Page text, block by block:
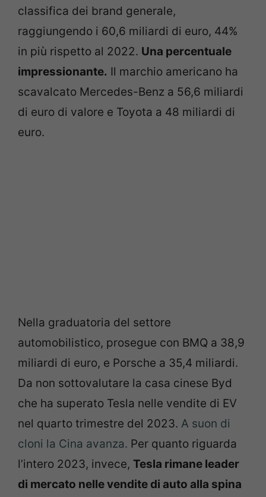
classifica dei brand generale,
raggiungendo i 60,6 miliardi di euro, 44%
in più rispetto al 2022. Una percentuale
impressionante. Il marchio americano ha
scavalcato Mercedes-Benz a 56,6 miliardi
di euro di valore e Toyota a 48 miliardi di
euro.
Nella graduatoria del settore
automobilistico, prosegue con BMQ a 38,9
miliardi di euro, e Porsche a 35,4 miliardi.
Da non sottovalutare la casa cinese Byd
che ha superato Tesla nelle vendite di EV
nel quarto trimestre del 2023. A suon di
cloni la Cina avanza. Per quanto riguarda
l’intero 2023, invece, Tesla rimane leader
di mercato nelle vendite di auto alla spina